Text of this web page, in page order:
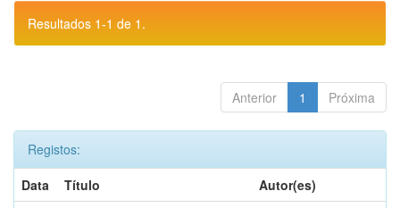
Resultados 1-1 de 1.
Anterior 1 Próxima
Registos:
Data
Título
Autor(es)